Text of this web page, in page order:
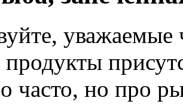
уважаемые
часто, но про